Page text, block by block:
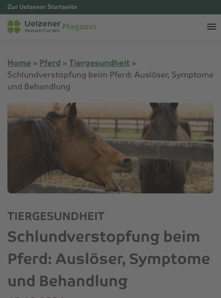
Zur Uelzener Startseite
Magazin
Home » Pferd » Tiergesundheit »
Schlundverstopfung beim Pferd: Auslöser, Symptome
und Behandlung
TIERGESUNDHEIT
Schlundverstopfung beim
Pferd: Auslöser, Symptome
und Behandlung